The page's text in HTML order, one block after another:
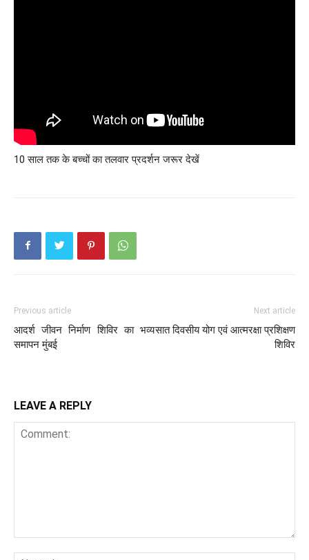
10 साल तक के बच्चों का तलवार प्रदर्शन जरूर देखें
Previous article
आदर्श जीवन निर्माण शिविर का भव्य
समापन मुंबई
Next article
सात दिवसीय योग एवं आत्मरक्षा प्रशिक्षण
शिविर
LEAVE A REPLY